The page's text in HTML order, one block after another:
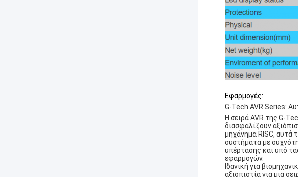
Εφαρμογές:
G-Tech AVR Series:
Η σειρά AVR της G-
διασφαλίζουν
μηχάνημα RISC, αυτά
συστήματα με
υπέρτασης και υπό
εφαρμογών.
Ιδανική για
αξιοπιστία για μια